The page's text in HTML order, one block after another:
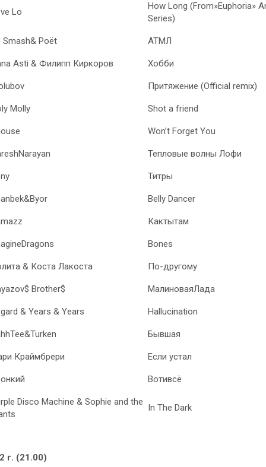
Lo
How Long (From»Euphoria»
Series)
Smash& Poёt АТМЛ
Asti & Филипп Киркоров Хобби
Притяжение (Official remix)
Molly Shot a friend
Won’t Forget You
Тепловые волны Лофи
Титры
Belly Dancer
Кактытам
Bones
& Коста Лакоста По-другому
Brother$ МалиноваяЛада
& Years & Years Hallucination
Бывшая
Краймбрери Если устал
Вотивсё
Disco Machine & Sophie and the
In The Dark
г. (21.00)